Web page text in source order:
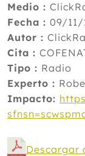
Medio :
Fecha : 09/11/
Autor :
Cita :
Tipo : Radio
Experto :
Impacto:
Descargar